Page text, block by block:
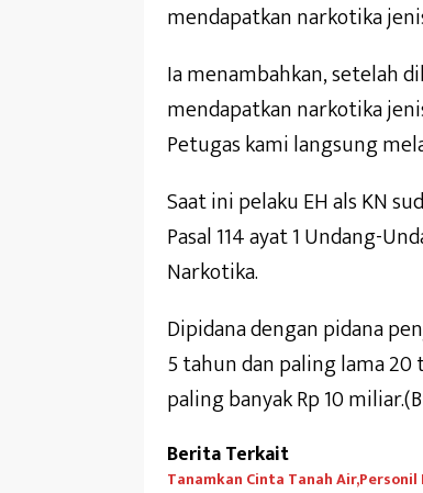
mendapatkan narkotika
Ia menambahkan, setelah
mendapatkan narkotika
Petugas kami langsung
Saat ini pelaku EH als KN
Pasal 114 ayat 1 Undang-
Narkotika.
Dipidana dengan pidana
5 tahun dan paling lama 20
paling banyak Rp 10
Berita Terkait
Tanamkan Cinta Tanah